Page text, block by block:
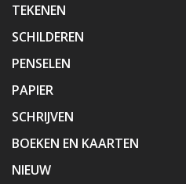
TEKENEN
SCHILDEREN
PENSELEN
PAPIER
SCHRIJVEN
BOEKEN EN KAARTEN
NIEUW